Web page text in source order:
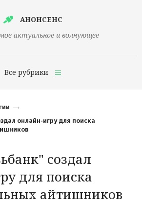
АНОНСЕНС
актуальное и волнующее
Все рубрики
онлайн-игру для поиска
создал
для поиска
айтишников